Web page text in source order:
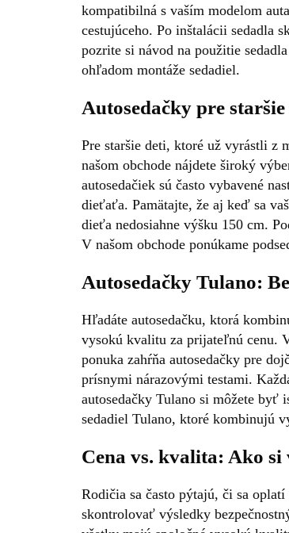
kompatibilná s vaším modelom
cestujúceho. Po inštalácii sedadla
pozrite si návod na použitie
ohľadom montáže sedadiel.
Autosedačky pre
Pre staršie deti, ktoré už vyrástli z
našom obchode nájdete široký
autosedačiek sú často vybavené
dieťaťa. Pamätajte, že aj keď sa
dieťa nedosiahne výšku 150 cm.
V našom obchode ponúkame
Autosedačky Tulano:
Hľadáte autosedačku, ktorá
vysokú kvalitu za prijateľnú cenu.
ponuka zahŕňa autosedačky pre
prísnymi nárazovými testami.
autosedačky Tulano si môžete byť
sedadiel Tulano, ktoré kombinujú
Cena vs. kvalita: Ako
Rodičia sa často pýtajú, či sa
skontrolovať výsledky